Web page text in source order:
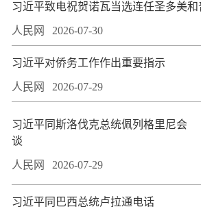
习近平致电祝贺诺瓦当选连任圣多美
人民网 2026-07-30
习近平对侨务工作作出重要指示
人民网 2026-07-29
习近平同斯洛伐克总统佩列格里尼会
谈
人民网 2026-07-29
习近平同巴西总统卢拉通电话